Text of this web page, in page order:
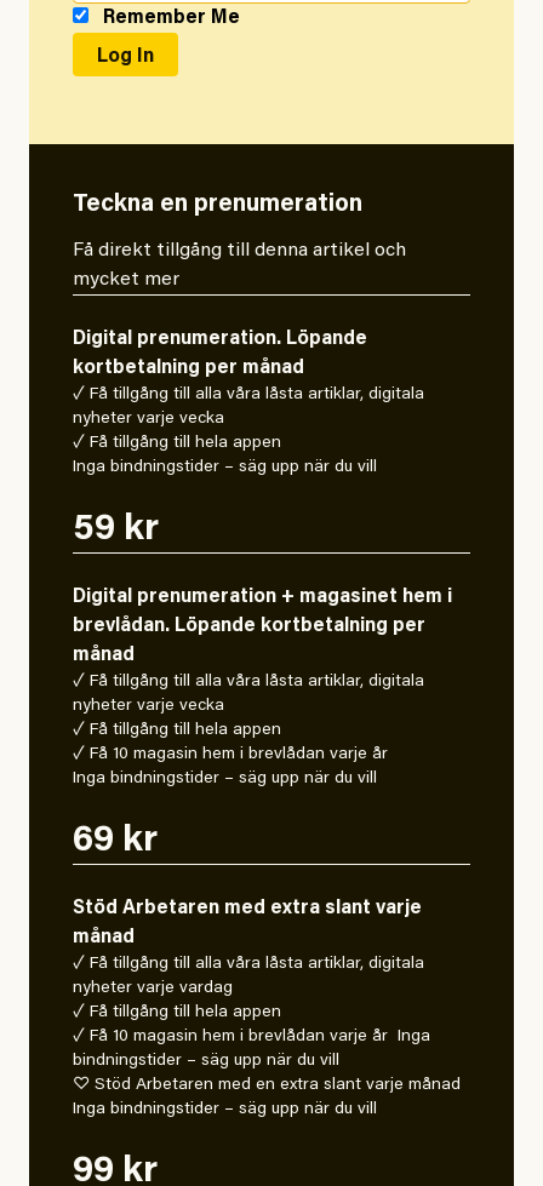
Remember Me
Teckna en prenumeration
Få direkt tillgång till denna artikel och
mycket mer
Digital prenumeration. Löpande
kortbetalning per månad
✓ Få tillgång till alla våra låsta artiklar, digitala
nyheter varje vecka
✓ Få tillgång till hela appen
Inga bindningstider – säg upp när du vill
59 kr
Digital prenumeration + magasinet hem i
brevlådan. Löpande kortbetalning per
månad
✓ Få tillgång till alla våra låsta artiklar, digitala
nyheter varje vecka
✓ Få tillgång till hela appen
✓ Få 10 magasin hem i brevlådan varje år
Inga bindningstider – säg upp när du vill
69 kr
Stöd Arbetaren med extra slant varje
månad
✓ Få tillgång till alla våra låsta artiklar, digitala
nyheter varje vardag
✓ Få tillgång till hela appen
✓ Få 10 magasin hem i brevlådan varje år Inga
bindningstider – säg upp när du vill
♡ Stöd Arbetaren med en extra slant varje månad
Inga bindningstider – säg upp när du vill
99 kr